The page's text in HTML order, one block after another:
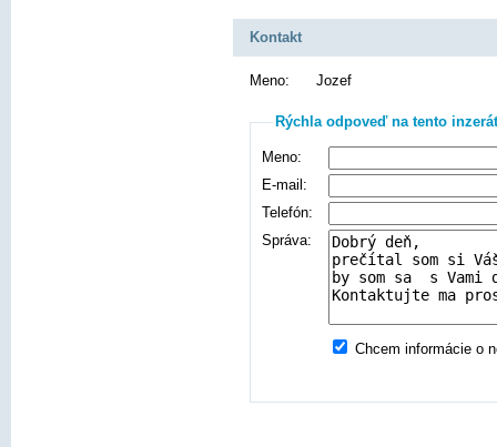
Kontakt
Meno: Jozef
Rýchla odpoveď na tento inzerát
Meno:
E-mail:
Telefón:
Správa:
Chcem informácie o